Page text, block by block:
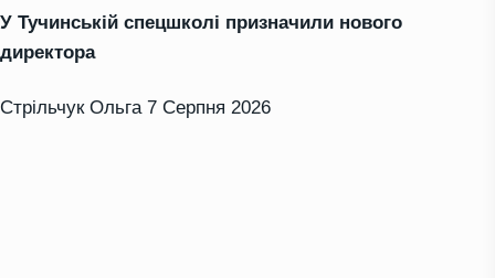
У Тучинській спецшколі призначили нового
директора
Стрільчук Ольга 7 Серпня 2026